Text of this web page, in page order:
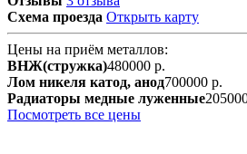
Схема проезда Открыть карту
Цены на приём металлов:
ВНЖ(стружка)480000 р.
Лом никеля катод, анод700000 р.
Радиаторы медные луженные
Посмотреть все цены